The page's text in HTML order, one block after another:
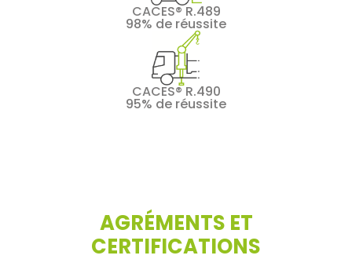
CACES® R.489
98% de réussite
CACES® R.490
95% de réussite
AGRÉMENTS ET
CERTIFICATIONS